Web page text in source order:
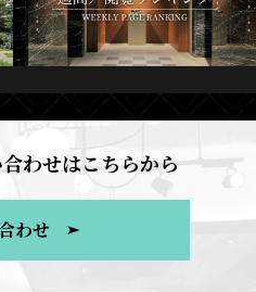
わせはこちらから
わせ